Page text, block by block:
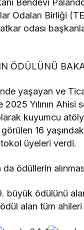
Odaları Birliği
odası
ÖDÜLÜNÜ
yaşayan ve
2025 Yılının
kuyumcu
görülen 16
üyeleri verdi.
ödüllerin
büyük ödülünü
alan tüm